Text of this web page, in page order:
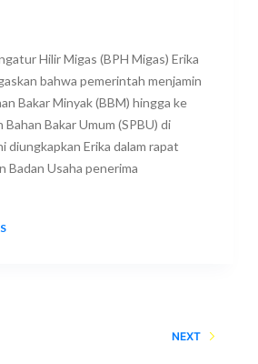
Hilir Migas (BPH Migas) Erika
bahwa pemerintah menjamin
Bakar Minyak (BBM) hingga ke
Bakar Umum (SPBU) di
diungkapkan Erika dalam rapat
Badan Usaha penerima
NEXT